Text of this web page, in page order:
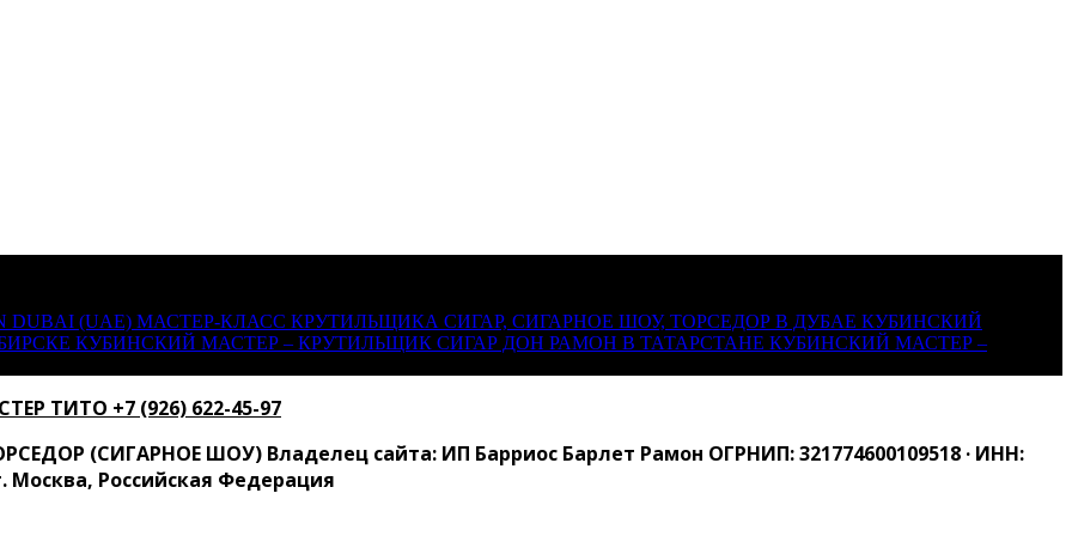
DUBAI (UAE) МАСТЕР-КЛАСС КРУТИЛЬЩИКА СИГАР, СИГАРНОЕ ШОУ, ТОРСЕДОР В ДУБАЕ КУБИНСКИЙ
КУБИНСКИЙ МАСТЕР – КРУТИЛЬЩИК СИГАР ДОН РАМОН В ТАТАРСТАНЕ КУБИНСКИЙ МАСТЕР –
ТИТО ‍+7 (926) 622-45-97
(СИГАРНОЕ ШОУ) Владелец сайта: ИП Барриос Барлет Рамон ОГРНИП: 321774600109518 · ИНН:
Москва, Российская Федерация